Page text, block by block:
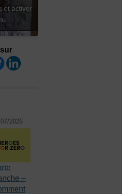
et activer
2026
–